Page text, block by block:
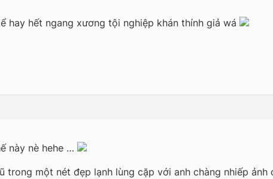
hay hết ngang xương tội nghiệp khán thính giả wá
này nè hehe …
trong một nét đẹp lạnh lùng cặp với anh chàng nhiếp